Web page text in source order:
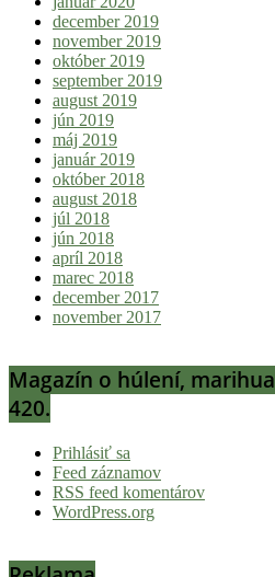
december 2019
november 2019
október 2019
september 2019
august 2019
jún 2019
máj 2019
január 2019
október 2018
august 2018
júl 2018
jún 2018
apríl 2018
marec 2018
december 2017
november 2017
Magazín o húlení,
420.
Prihlásiť sa
Feed záznamov
RSS feed komentárov
WordPress.org